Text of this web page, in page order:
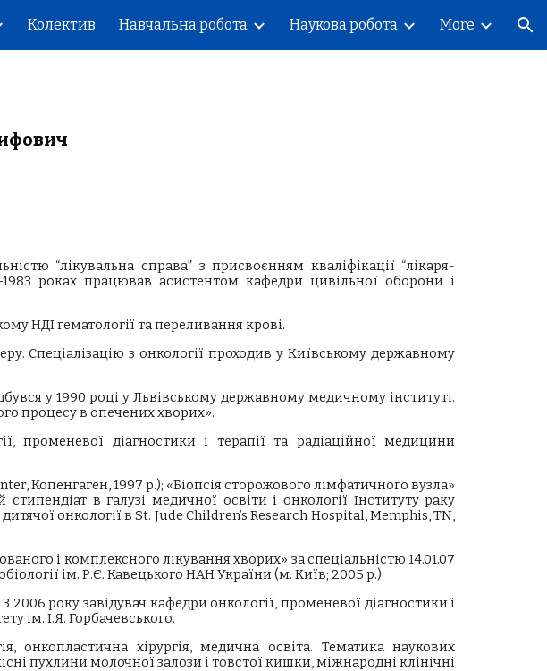
Skip to navigation
Колектив Навчальна робота Наукова робота More
“лікувальна справа” з присвоєнням кваліфікації “лікаря-
роках працював асистентом кафедри цивільної оборони і
НДІ гематології та переливання крові.
Спеціалізацію з онкології проходив у Київському державному
у 1990 році у Львівському державному медичному інституті.
процесу в опечених хворих».
діагностики і терапії та радіаційної медицини
Копенгаген, 1997 р.); «Біопсія сторожового лімфатичного вузла»
в галузі медичної освіти і онкології Інституту раку
онкології в St. Jude Children’s Research Hospital, Memphis, TN,
і комплексного лікування хворих» за спеціальністю 14.01.07
ім. Р.Є. Кавецького НАН України (м. Київ; 2005 р.).
року завідувач кафедри онкології, променевої діагностики і
ім. І.Я. Горбачевського.
онкопластична хірургія, медична освіта. Тематика наукових
пухлини молочної залози і товстої кишки, міжнародні клінічні